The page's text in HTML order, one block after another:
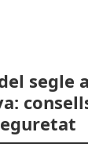
segle